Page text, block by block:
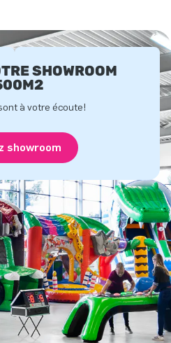
SHOWROOM
à votre écoute!
showroom